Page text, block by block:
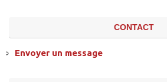
CONTACT
Envoyer un message